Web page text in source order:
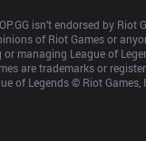
isn’t endorsed by Riot
of Riot Games or
managing League of
are trademarks or
of Legends © Riot Games,